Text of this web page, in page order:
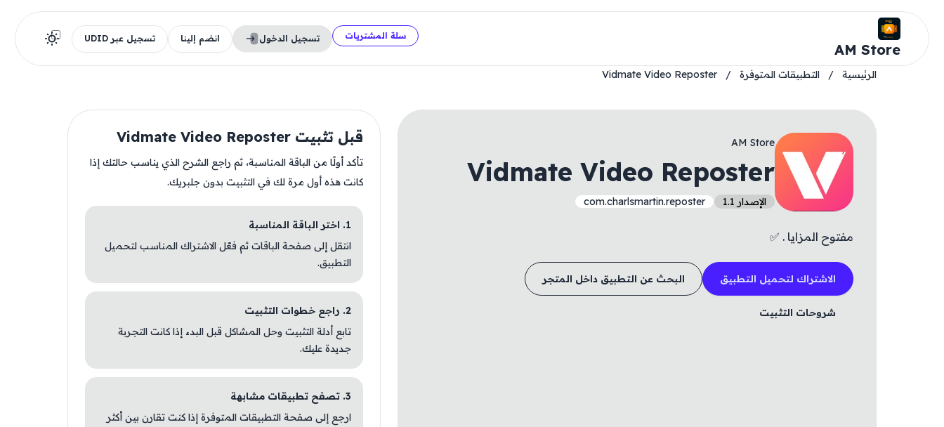
AM Store
سلة المشتريات تسجيل الدخول انضم إلينا تسجيل عبر UDID
الرئيسية / التطبيقات المتوفرة /
Vidmate Video Reposter
AM Store
Vidmate Video Reposter
الإصدار 1.1 com.charlsmartin.reposter
مفتوح المزايا . ✅
الاشتراك لتحميل التطبيق البحث عن التطبيق داخل المتجر
شروحات التثبيت
قبل تثبيت Vidmate Video Reposter
تأكد أولًا من الباقة المناسبة، ثم راجع الشرح الذي يناسب حالتك إذا
كانت هذه أول مرة لك في التثبيت بدون جلبريك.
1. اختر الباقة المناسبة
انتقل إلى صفحة الباقات ثم فعّل الاشتراك المناسب لتحميل
التطبيق.
2. راجع خطوات التثبيت
تابع أدلة التثبيت وحل المشاكل قبل البدء إذا كانت التجربة
جديدة عليك.
3. تصفح تطبيقات مشابهة
ارجع إلى صفحة التطبيقات المتوفرة إذا كنت تقارن بين أكثر